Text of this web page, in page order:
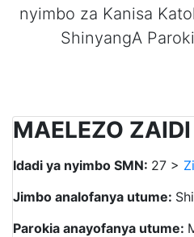
nyimbo za Kanisa
ShinyangA
MAELEZO ZAIDI
Idadi ya nyimbo SMN: 27 >
Jimbo analofanya utume:
Parokia anayofanya utume: